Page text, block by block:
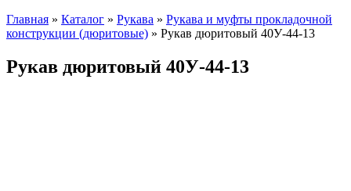
Главная » Каталог » Рукава » Рукава и муфты прокладочной
конструкции (дюритовые) » Рукав дюритовый 40У-44-13
Рукав дюритовый 40У-44-13